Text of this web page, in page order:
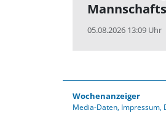
05.08.2026 13:09 Uhr
Wochenanzeiger
Media-Daten Impressum